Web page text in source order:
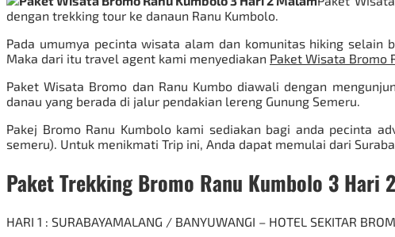
dengan trekking tour ke danaun Ranu Kumbolo.
Pada umumya pecinta wisata alam dan komunitas hiking selain
Maka dari itu travel agent kami menyediakan Paket Wisata Bromo
Paket Wisata Bromo dan Ranu Kumbo diawali dengan
danau yang berada di jalur pendakian lereng Gunung Semeru.
Pakej BromoRanu Kumbolo kami sediakan bagi anda pecinta
semeru). Untuk menikmati Trip ini, Anda dapat memulai dari
Paket TrekkingBromo Ranu Kumbolo 3 Hari
HARI 1 : SURABAYAMALANG / BANYUWANGI – HOTEL SEKITAR